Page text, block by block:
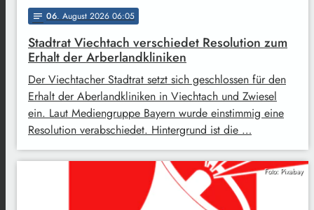
notes 06. August 2026 06:05
Stadtrat Viechtach verschiedet Resolution zum
Erhalt der Arberlandkliniken
Der Viechtacher Stadtrat setzt sich geschlossen für den
Erhalt der Aberlandkliniken in Viechtach und Zwiesel
ein. Laut Mediengruppe Bayern wurde einstimmig eine
Resolution verabschiedet. Hintergrund ist die …
Foto: Pixabay